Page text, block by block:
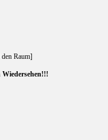
Raum]